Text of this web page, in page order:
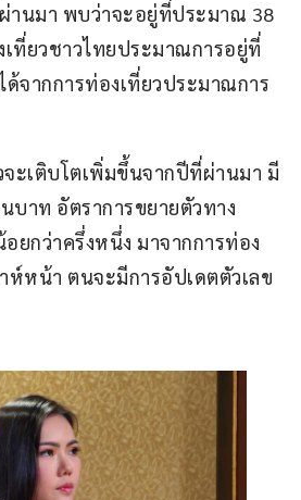
านมา​ พบว่าจะอยู่ที่ประมาณ​ 38
ที่ยวชาวไทยประมาณการ​อยู่ที่
จากการท่องเที่ยวประมาณการ
จะเติบโตเพิ่มขึ้นจากปีที่ผ่านมา​ มี
บาท​ อัตราการขยายตัวทาง
ยกว่าครึ่งหนึ่ง มาจากการท่อง
ห์หน้า ตนจะมีการอัปเดตตัวเลข